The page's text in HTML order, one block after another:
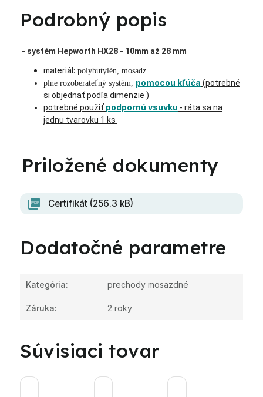
Podrobný popis
- systém Hepworth HX28 - 10mm až 28 mm
materiál: polybutylén, mosadz
plne rozoberateľný systém, pomocou kľúča (potrebné
si objednať podľa dimenzie )
potrebné použiť podpornú vsuvku - ráta sa na
jednu tvarovku 1 ks
Certifikát (256.3 kB)
Dodatočné parametre
Kategória: prechody mosazdné
Záruka: 2 roky
Súvisiaci tovar